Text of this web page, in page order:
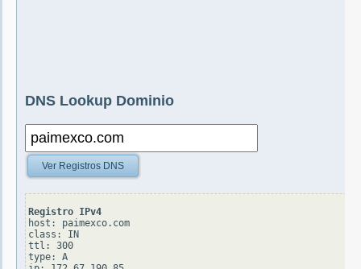
DNS Lookup Dominio
Ver Registros DNS
Registro IPv4
host: paimexco.com
class: IN
ttl: 300
type: A